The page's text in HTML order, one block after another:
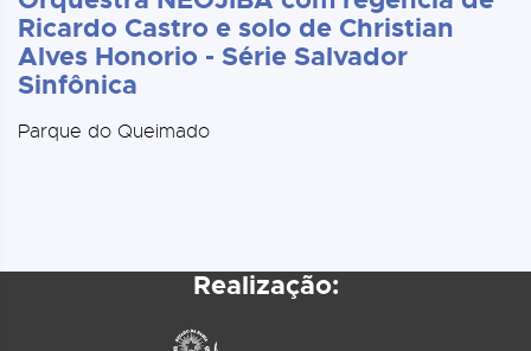
Ricardo Castro e solo de Christian
Alves Honorio - Série Salvador
Sinfônica
Parque do Queimado
Realização: